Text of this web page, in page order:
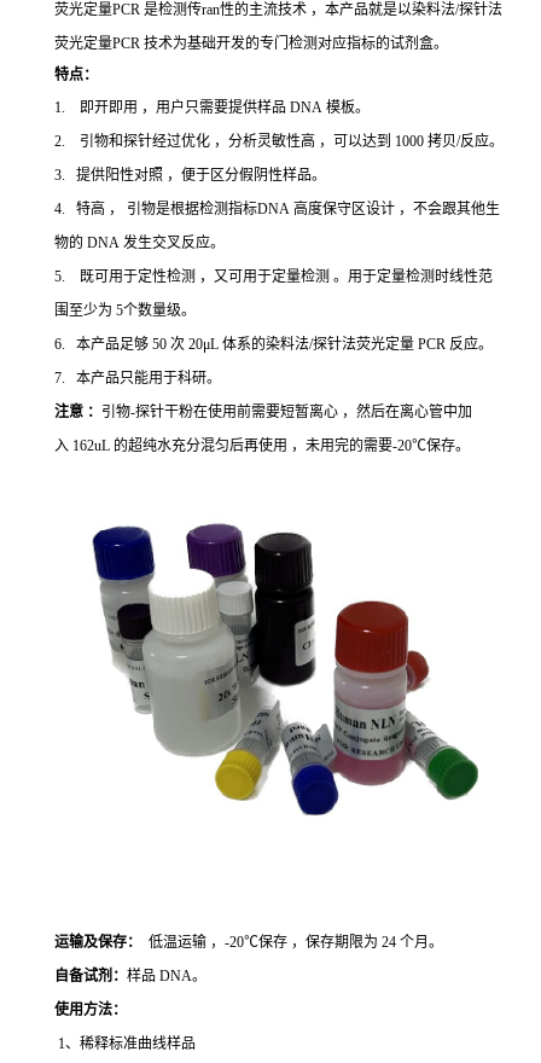
荧光定量PCR 是检测传ran性的主流技术 ，本产品就是以染料法/探针法
荧光定量PCR 技术为基础开发的专门检测对应指标的试剂盒。
特点：
1. 即开即用 ，用户只需要提供样品 DNA 模板。
2. 引物和探针经过优化 ，分析灵敏性高 ，可以达到 1000 拷贝/反应。
3. 提供阳性对照 ，便于区分假阴性样品。
4. 特高 ， 引物是根据检测指标DNA 高度保守区设计 ，不会跟其他生
物的 DNA 发生交叉反应。
5. 既可用于定性检测 ，又可用于定量检测 。用于定量检测时线性范
围至少为 5个数量级。
6. 本产品足够 50 次 20μL 体系的染料法/探针法荧光定量 PCR 反应。
7. 本产品只能用于科研。
注意 ： 引物-探针干粉在使用前需要短暂离心 ，然后在离心管中加
入 162uL 的超纯水充分混匀后再使用 ，未用完的需要-20℃保存。
运输及保存：
低温运输 ，-20℃保存 ，保存期限为 24 个月。
自备试剂： 样品 DNA。
使用方法：
1、稀释标准曲线样品